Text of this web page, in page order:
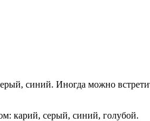
синий. Иногда можно
карий, серый, синий, голубой.